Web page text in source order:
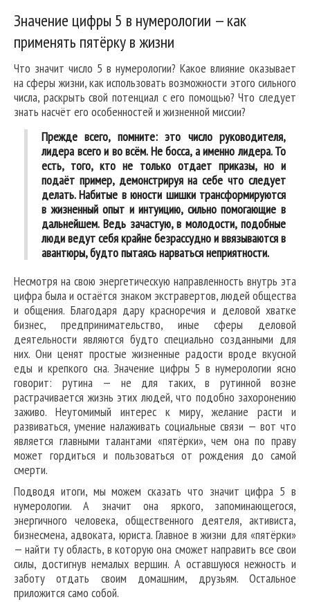
Значение цифры 5 в нумерологии — как
применять пятёрку в жизни
Что значит число 5 в нумерологии? Какое влияние оказывает
на сферы жизни, как использовать возможности этого сильного
числа, раскрыть свой потенциал с его помощью? Что следует
знать насчёт его особенностей и жизненной миссии?
Прежде всего, помните: это число руководителя,
лидера всего и во всём. Не босса, а именно лидера. То
есть, того, кто не только отдает приказы, но и
подаёт пример, демонстрируя на себе что следует
делать. Набитые в юности шишки трансформируются
в жизненный опыт и интуицию, сильно помогающие в
дальнейшем. Ведь зачастую, в молодости, подобные
люди ведут себя крайне безрассудно и ввязываются в
авантюры, будто пытаясь нарваться неприятности.
Несмотря на свою энергетическую направленность внутрь эта
цифра была и остаётся знаком экстравертов, людей общества
и общения. Благодаря дару красноречия и деловой хватке
бизнес, предпринимательство, иные сферы деловой
деятельности являются будто специально созданными для
них. Они ценят простые жизненные радости вроде вкусной
еды и крепкого сна. Значение цифры 5 в нумерологии ясно
говорит: рутина — не для таких, в рутинной возне
растрачивается жизнь этих людей, что подобно захоронению
заживо. Неутомимый интерес к миру, желание расти и
развиваться, умение налаживать социальные связи — вот что
является главными талантами «пятёрки», чем она по праву
может гордиться и пользоваться от рождения до самой
смерти.
Подводя итоги, мы можем сказать что значит цифра 5 в
нумерологии. А значит она яркого, запоминающегося,
энергичного человека, общественного деятеля, активиста,
бизнесмена, адвоката, юриста. Главное в жизни для «пятёрки»
— найти ту область, в которую она сможет направить все свои
силы, достигнув немалых вершин. А оставшуюся нежность и
заботу отдать своим домашним, друзьям. Остальное
приложится само собой.